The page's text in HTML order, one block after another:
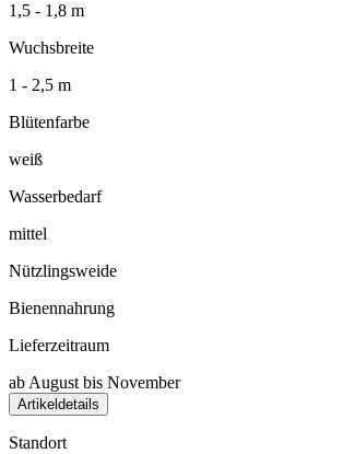
1,5 - 1,8 m
Wuchsbreite
1 - 2,5 m
Blütenfarbe
weiß
Wasserbedarf
mittel
Nützlingsweide
Bienennahrung
Lieferzeitraum
ab August bis November
Artikeldetails
Standort